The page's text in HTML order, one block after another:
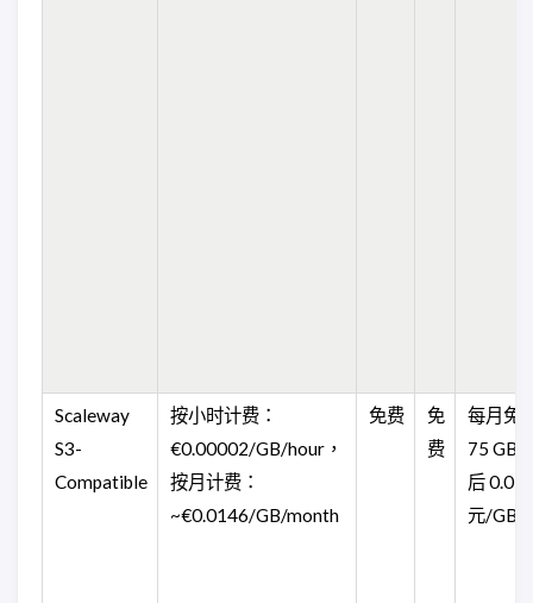
Scaleway
S3-
Compatible
按小时计费：
€0.00002/GB/hour，
按月计费：
~€0.0146/GB/month
免费
免
费
每月免
75 GB,
后 0.01
元/GB